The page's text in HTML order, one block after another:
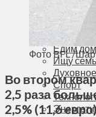
Визиты
Выборы
Едим
Ищу
Спорт
Фото BFL /
Во втором
2,5 раза
2,5% (11,6